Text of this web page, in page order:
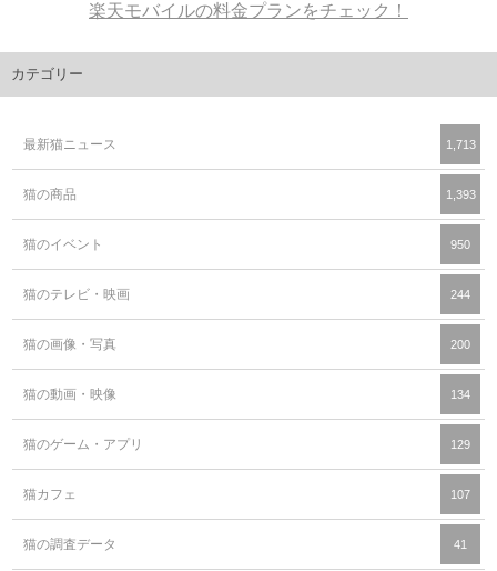
楽天モバイルの料金プランをチェック！
カテゴリー
最新猫ニュース 1,713
猫の商品 1,393
猫のイベント 950
猫のテレビ・映画 244
猫の画像・写真 200
猫の動画・映像 134
猫のゲーム・アプリ 129
猫カフェ 107
猫の調査データ 41